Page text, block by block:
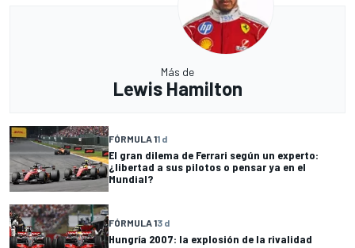
Más de
Lewis Hamilton
FÓRMULA 11 d
El gran dilema de Ferrari según un experto:
¿libertad a sus pilotos o pensar ya en el
Mundial?
FÓRMULA 13 d
Hungría 2007: la explosión de la rivalidad